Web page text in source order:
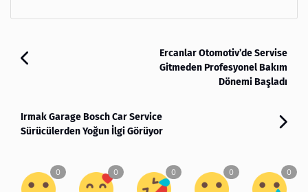
Ercanlar Otomotiv’de Servise
Gitmeden Profesyonel Bakım
Dönemi Başladı
Irmak Garage Bosch Car Service
Sürücülerden Yoğun İlgi Görüyor